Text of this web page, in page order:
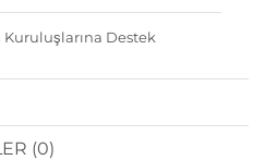
Kuruluşlarına Destek
(0)